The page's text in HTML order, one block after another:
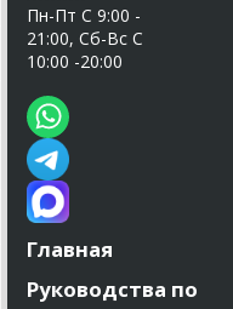
Пн-Пт C 9:00 -
21:00, Сб-Вс С
10:00 -20:00
Главная
Руководства по